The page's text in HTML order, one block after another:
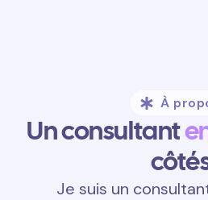
À
Un consultant
Je suis un